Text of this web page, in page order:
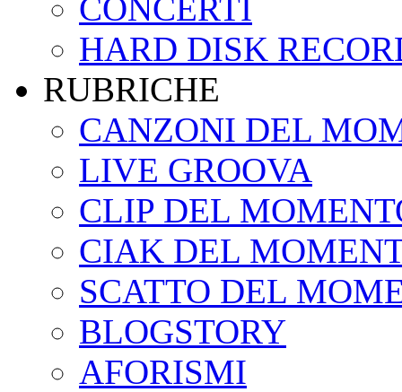
CONCERTI
HARD DISK
RUBRICHE
CANZONI DEL
LIVE GROOVA
CLIP DEL
CIAK DEL
SCATTO DEL
BLOGSTORY
AFORISMI